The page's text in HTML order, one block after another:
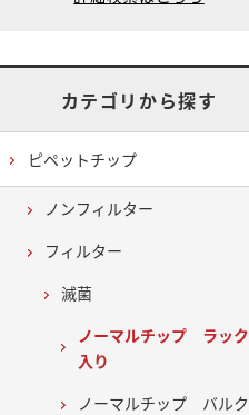
カテゴリから探す
ピペットチップ
ノンフィルター
フィルター
滅菌
ノーマルチップ ラック
入り
ノーマルチップ バルク